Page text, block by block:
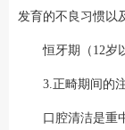
发育的不良习惯以
恒牙期（12岁
3.正畸期间的
口腔清洁是重